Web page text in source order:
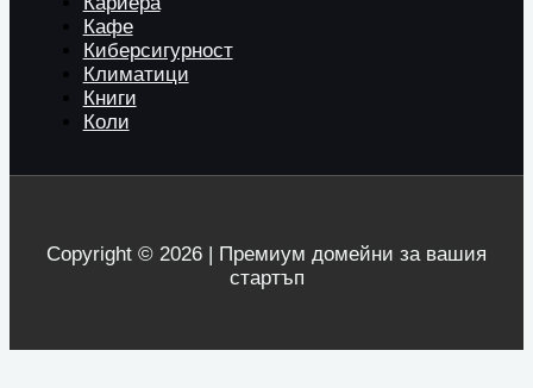
Кафе
Киберсигурност
Климатици
Книги
Коли
Copyright © 2026 | Премиум домейни за вашия
стартъп